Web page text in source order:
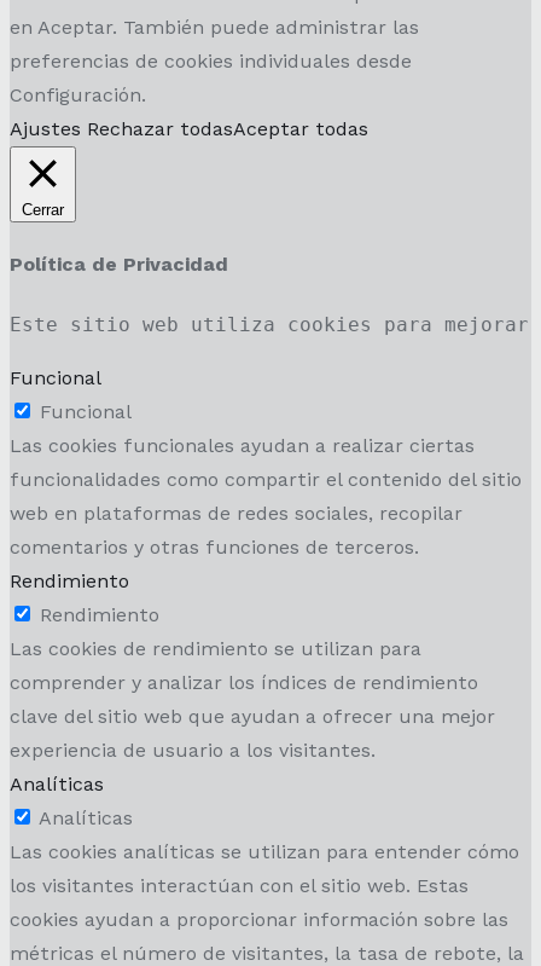
en Aceptar. También puede administrar las
preferencias de cookies individuales desde
Configuración.
Ajustes Rechazar todasAceptar todas
Cerrar
Política de Privacidad
Este sitio web utiliza cookies para mejorar
Funcional
Funcional
Las cookies funcionales ayudan a realizar ciertas
funcionalidades como compartir el contenido del sitio
web en plataformas de redes sociales, recopilar
comentarios y otras funciones de terceros.
Rendimiento
Rendimiento
Las cookies de rendimiento se utilizan para
comprender y analizar los índices de rendimiento
clave del sitio web que ayudan a ofrecer una mejor
experiencia de usuario a los visitantes.
Analíticas
Analíticas
Las cookies analíticas se utilizan para entender cómo
los visitantes interactúan con el sitio web. Estas
cookies ayudan a proporcionar información sobre las
métricas el número de visitantes, la tasa de rebote, la